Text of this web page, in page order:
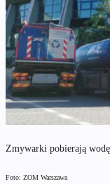
Zmywarki pobierają
Foto: ZOM Warszawa